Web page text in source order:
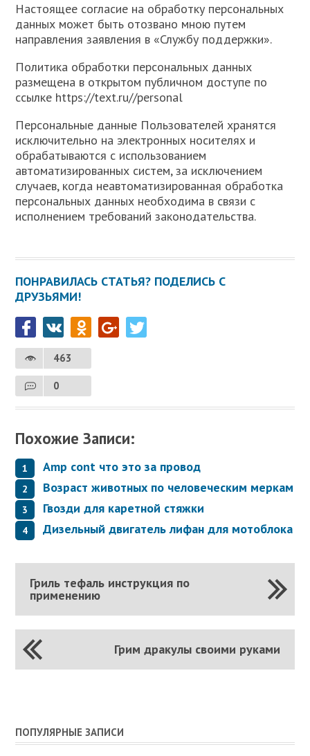
Настоящее согласие на обработку персональных
данных может быть отозвано мною путем
направления заявления в «Службу поддержки».
Политика обработки персональных данных
размещена в открытом публичном доступе по
ссылке https://text.ru//personal
Персональные данные Пользователей хранятся
исключительно на электронных носителях и
обрабатываются с использованием
автоматизированных систем, за исключением
случаев, когда неавтоматизированная обработка
персональных данных необходима в связи с
исполнением требований законодательства.
ПОНРАВИЛАСЬ СТАТЬЯ? ПОДЕЛИСЬ С
ДРУЗЬЯМИ!
463
0
Похожие Записи:
Amp cont что это за провод
Возраст животных по человеческим меркам
Гвозди для каретной стяжки
Дизельный двигатель лифан для мотоблока
Гриль тефаль инструкция по
применению
Грим дракулы своими руками
ПОПУЛЯРНЫЕ ЗАПИСИ